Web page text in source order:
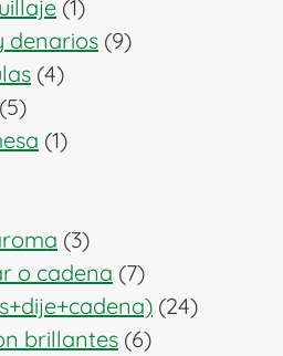
11
producto
denarios 99
44
55
productos
11
33
productos
o cadena 77
productos
2424
brillantes 66